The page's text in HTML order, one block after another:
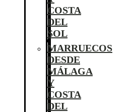
COSTA
DEL
SOL
MARRUECOS
DESDE
MÁLAGA
Y
COSTA
DEL